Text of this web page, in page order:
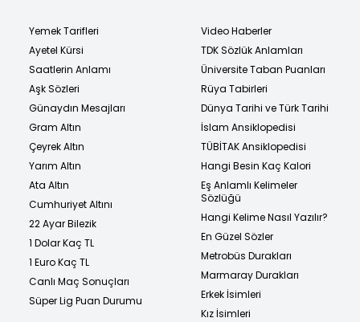
Yemek Tarifleri
Ayetel Kürsi
Saatlerin Anlamı
Aşk Sözleri
Günaydın Mesajları
Gram Altın
Çeyrek Altın
Yarım Altın
Ata Altın
Cumhuriyet Altını
22 Ayar Bilezik
1 Dolar Kaç TL
1 Euro Kaç TL
Canlı Maç Sonuçları
Süper Lig Puan Durumu
Video Haberler
TDK Sözlük Anlamları
Üniversite Taban Puanları
Rüya Tabirleri
Dünya Tarihi ve Türk Tarihi
İslam Ansiklopedisi
TÜBİTAK Ansiklopedisi
Hangi Besin Kaç Kalori
Eş Anlamlı Kelimeler
Sözlüğü
Hangi Kelime Nasıl Yazılır?
En Güzel Sözler
Metrobüs Durakları
Marmaray Durakları
Erkek İsimleri
Kız İsimleri